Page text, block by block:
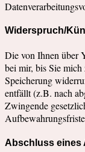
Widerspruch/
Die von Ihnen über
bei mir, bis Sie
Speicherung
entfällt (z.B. nach
Zwingende
Abschluss eines